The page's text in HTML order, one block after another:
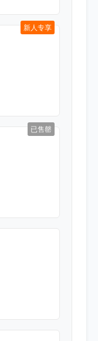
新人专享
已售罄